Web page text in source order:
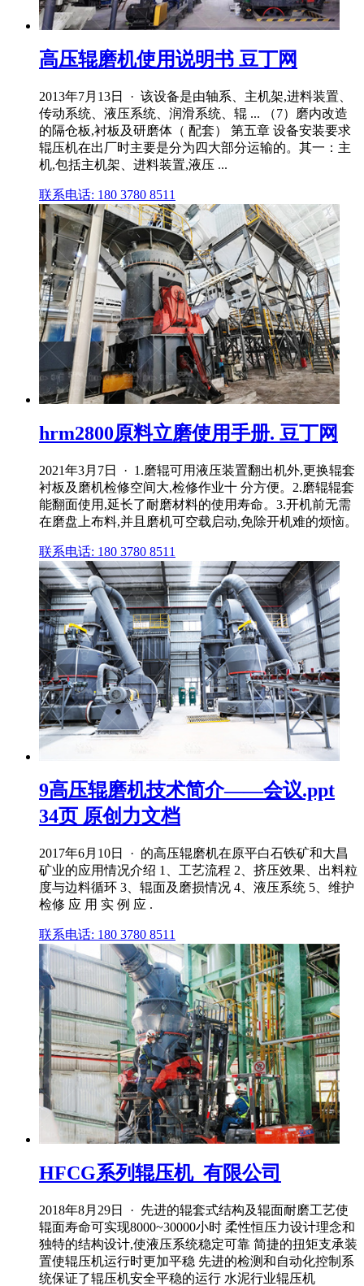
高压辊磨机使用说明书 豆丁网
2013年7月13日 · 该设备是由轴系、主机架,进料装置、
传动系统、液压系统、润滑系统、辊 ... （7）磨内改造
的隔仓板,衬板及研磨体（ 配套） 第五章 设备安装要求
辊压机在出厂时主要是分为四大部分运输的。其一：主
机,包括主机架、进料装置,液压 ...
联系电话: 180 3780 8511
hrm2800原料立磨使用手册. 豆丁网
2021年3月7日 · 1.磨辊可用液压装置翻出机外,更换辊套
衬板及磨机检修空间大,检修作业十 分方便。2.磨辊辊套
能翻面使用,延长了耐磨材料的使用寿命。3.开机前无需
在磨盘上布料,并且磨机可空载启动,免除开机难的烦恼。
联系电话: 180 3780 8511
9高压辊磨机技术简介——会议.ppt
34页 原创力文档
2017年6月10日 · 的高压辊磨机在原平白石铁矿和大昌
矿业的应用情况介绍 1、工艺流程 2、挤压效果、出料粒
度与边料循环 3、辊面及磨损情况 4、液压系统 5、维护
检修 应 用 实 例 应 .
联系电话: 180 3780 8511
HFCG系列辊压机_有限公司
2018年8月29日 · 先进的辊套式结构及辊面耐磨工艺使
辊面寿命可实现8000~30000小时 柔性恒压力设计理念和
独特的结构设计,使液压系统稳定可靠 简捷的扭矩支承装
置使辊压机运行时更加平稳 先进的检测和自动化控制系
统保证了辊压机安全平稳的运行 水泥行业辊压机